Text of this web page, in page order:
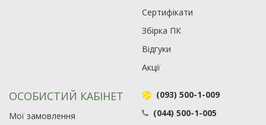
Сертифікати
Збірка ПК
Відгуки
Акції
ОСОБИСТИЙ КАБІНЕТ
Мої замовлення
(093) 500-1-009
(044) 500-1-005